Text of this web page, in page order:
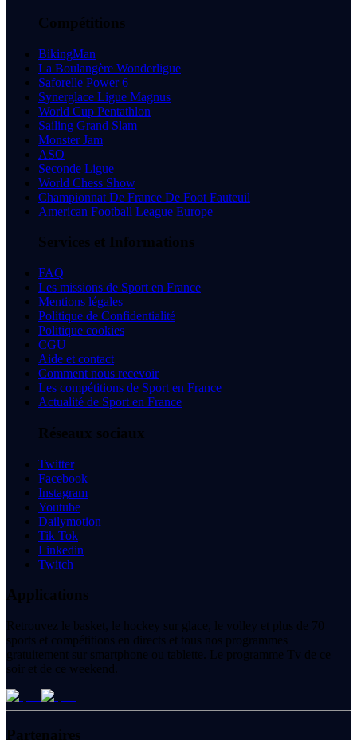
Compétitions
BikingMan
La Boulangère Wonderligue
Saforelle Power 6
Synerglace Ligue Magnus
World Cup Pentathlon
Sailing Grand Slam
Monster Jam
ASO
Seconde Ligue
World Chess Show
Championnat De France De Foot Fauteuil
American Football League Europe
Services et Informations
FAQ
Les missions de Sport en France
Mentions légales
Politique de Confidentialité
Politique cookies
CGU
Aide et contact
Comment nous recevoir
Les compétitions de Sport en France
Actualité de Sport en France
Réseaux sociaux
Twitter
Facebook
Instagram
Youtube
Dailymotion
Tik Tok
Linkedin
Twitch
Applications
Retrouvez le basket, le hockey sur glace, le volley et plus de 70
sports et compétitions en directs et tous nos programmes
gratuitement sur smartphone ou tablette. Le programme Tv de ce
soir et de ce weekend.
Partenaires